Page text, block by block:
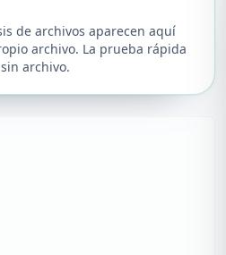
de archivos aparecen aquí
archivo. La prueba rápida
archivo.